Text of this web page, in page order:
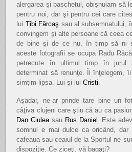
alergarea şi baschetul, obişnuiam să
pentru noi, dar şi pentru cei care
lui Tibi Fărcaş sau al subsemnatului,
convingem şi alte persoane că ceea
de bine şi de ce nu, în timp să ni
aceste fotografii se ocupa Radu
petrecute în ultimul timp în jurul
determinat să renunţe. Îl înţelegem,
simţim lipsa. Lui şi luiCristi.
Aşadar, ne-ar prinde tare bine un
câţiva clujeni care ştiu că au ca
Dan Ciulea sau Rus Daniel
. Este
somnul e mai dulce ca oricând,
cafeaua sau ceaiul de la Sportul ne
dispoziţie. Ce ziceţi, vă bagaţi?